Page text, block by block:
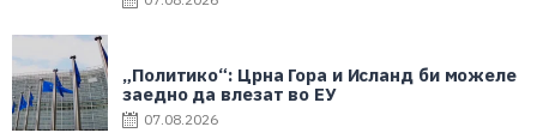
„Политико“: Црна Гора и Исланд би можеле
заедно да влезат во ЕУ
07.08.2026